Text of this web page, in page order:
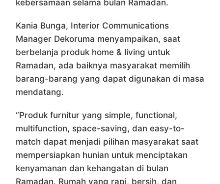
kebersamaan selama bulan Ramadan.
Kania Bunga, Interior Communications
Manager Dekoruma menyampaikan, saat
berbelanja produk home & living untuk
Ramadan, ada baiknya masyarakat memilih
barang-barang yang dapat digunakan di masa
mendatang.
“Produk furnitur yang simple, functional,
multifunction, space-saving, dan easy-to-
match dapat menjadi pilihan masyarakat saat
mempersiapkan hunian untuk menciptakan
kenyamanan dan kehangatan di bulan
Ramadan. Rumah yang rapi, bersih, dan